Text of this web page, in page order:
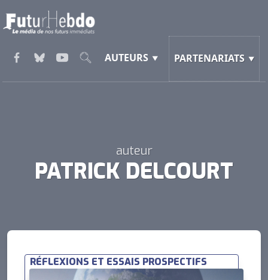
AUTEURS PARTENARIATS
auteur
PATRICK DELCOURT
RÉFLEXIONS ET ESSAIS PROSPECTIFS